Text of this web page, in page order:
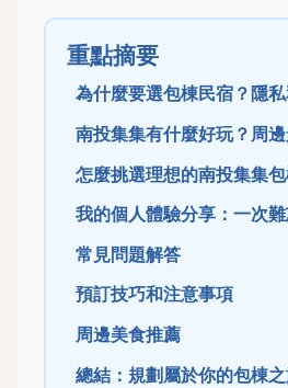
重點摘要
為什麼要選包棟民宿？隱
南投集集有什麼好玩？周
怎麼挑選理想的南投集集
我的個人體驗分享：一次
常見問題解答
預訂技巧和注意事項
周邊美食推薦
總結：規劃屬於你的包棟